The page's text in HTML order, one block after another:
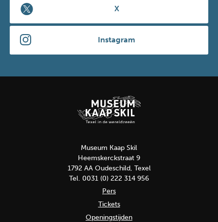
X
Instagram
Museum Kaap Skil
Heemskerckstraat 9
1792 AA Oudeschild, Texel
Tel. 0031 (0) 222 314 956
Pers
Tickets
Openingstijden